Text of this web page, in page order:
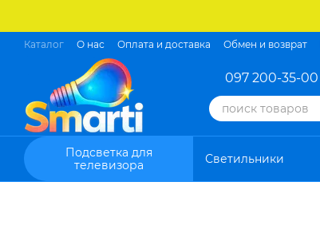
Каталог О нас Оплата и доставка Обмен и возврат
097 200-35-00
Подсветка для
телевизора
Светильники